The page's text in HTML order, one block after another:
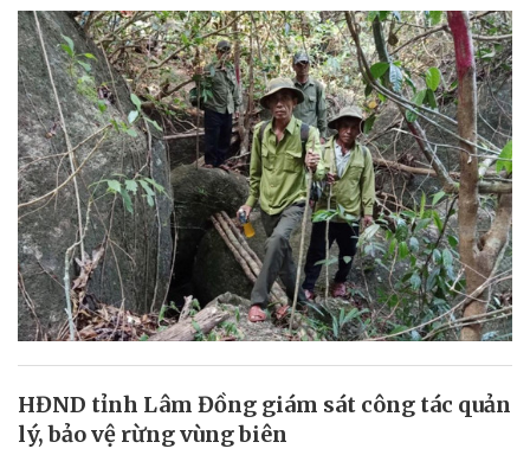
HĐND tỉnh Lâm Đồng giám sát công tác quản
lý, bảo vệ rừng vùng biên